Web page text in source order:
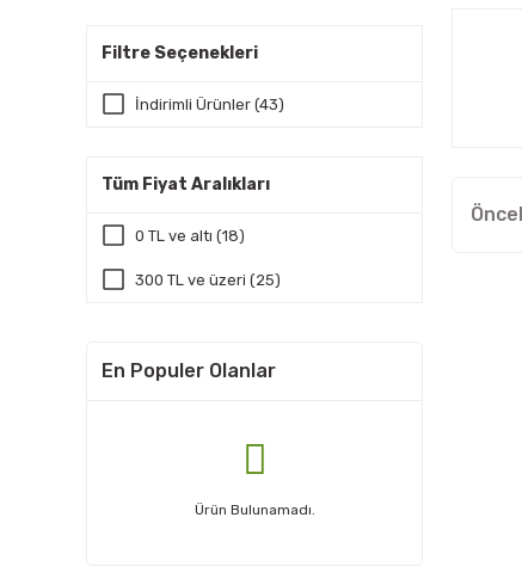
120 (1)
125 (1)
14 (1)
140 (1)
15 (1)
16 (1)
Filtre Seçenekleri
İndirimli Ürünler (43)
Tüm Fiyat Aralıkları
0 TL ve altı (18)
300 TL ve üzeri (25)
En Populer Olanlar
Ürün Bulunamadı.